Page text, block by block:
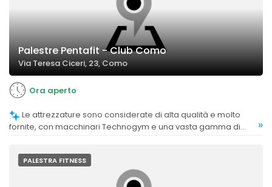
Palestre Pentafit - Club Como
Via Teresa Ciceri, 23, Como
Ora aperto
fornite, con macchinari Technogym e una vasta gamma di
»
PALESTRA FITNESS